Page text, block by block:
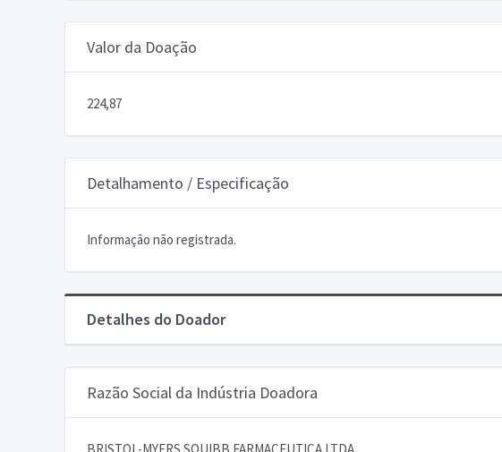
Valor da Doação
224,87
Detalhamento / Especificação
Informação não registrada.
Detalhes do Doador
Razão Social da Indústria Doadora